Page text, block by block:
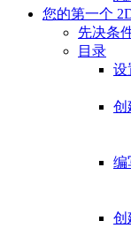
您的第一个
先决条
目录
设
创
编
创